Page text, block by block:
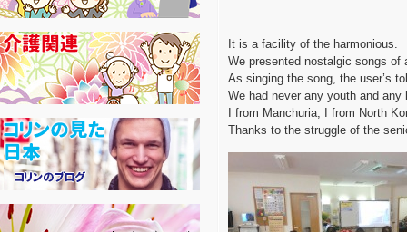
It is a facility of the harmonious.
We presented nostalgic songs of
As singing the song, the user’s
We had never any youth and
I from Manchuria, I from North
Thanks to the struggle of the